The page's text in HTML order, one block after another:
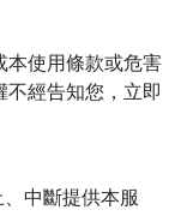
本使用條款或危害
經告知您，立即
中斷提供本服